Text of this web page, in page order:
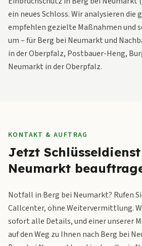
ein neues Schloss. Wir analysieren
empfehlen gezielte Maßnahmen und
um – für Berg bei Neumarkt und
in der Oberpfalz, Postbauer-Heng,
Neumarkt in der Oberpfalz.
KONTAKT & AUFTRAG
Jetzt
Neumarkt
Notfall in Berg bei Neumarkt? Rufen
Callcenter, ohne Weitervermittlung.
sofort alle Details, und einer unserer
auf den Weg zu Ihnen nach Berg bei